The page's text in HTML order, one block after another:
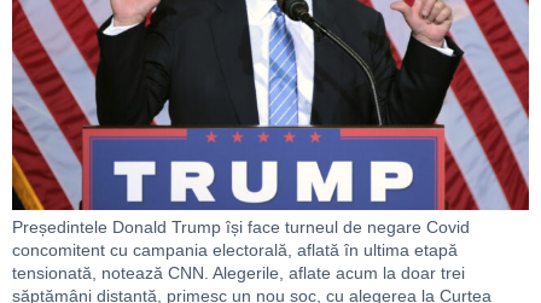
Președintele Donald Trump își face turneul de negare Covid
concomitent cu campania electorală, aflată în ultima etapă
tensionată, notează CNN. Alegerile, aflate acum la doar trei
săptămâni distanță, primesc un nou șoc, cu alegerea la Curtea